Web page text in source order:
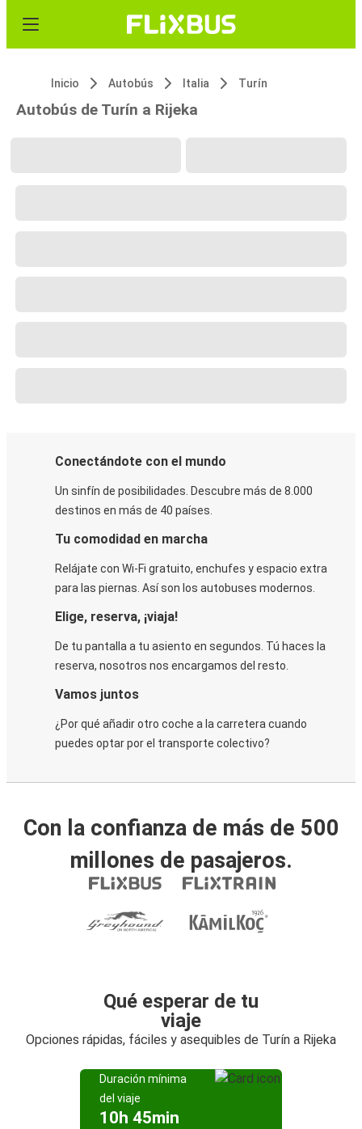
Inicio Autobús Italia Turín
Autobús de Turín a Rijeka
Conectándote con el mundo
Un sinfín de posibilidades. Descubre más de 8.000
destinos en más de 40 países.
Tu comodidad en marcha
Relájate con Wi-Fi gratuito, enchufes y espacio extra
para las piernas. Así son los autobuses modernos.
Elige, reserva, ¡viaja!
De tu pantalla a tu asiento en segundos. Tú haces la
reserva, nosotros nos encargamos del resto.
Vamos juntos
¿Por qué añadir otro coche a la carretera cuando
puedes optar por el transporte colectivo?
Con la confianza de más de 500
millones de pasajeros.
Qué esperar de tu
viaje
Opciones rápidas, fáciles y asequibles de Turín a Rijeka
Duración mínima
del viaje
10h 45min